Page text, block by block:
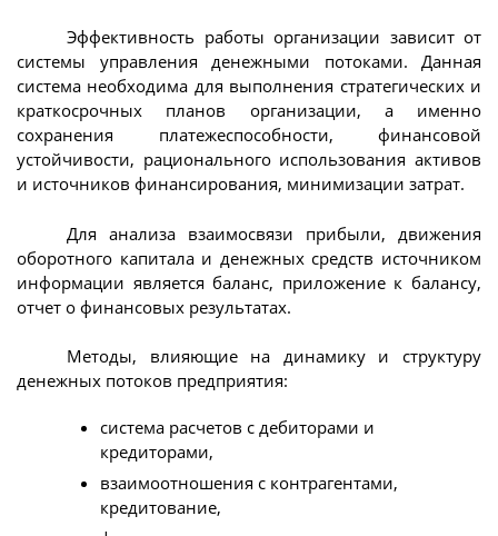
Эффективность работы организации зависит от
системы управления денежными потоками. Данная
система необходима для выполнения стратегических и
краткосрочных планов организации, а именно
сохранения платежеспособности, финансовой
устойчивости, рационального использования активов
и источников финансирования, минимизации затрат.
Для анализа взаимосвязи прибыли, движения
оборотного капитала и денежных средств источником
информации является баланс, приложение к балансу,
отчет о финансовых результатах.
Методы, влияющие на динамику и структуру
денежных потоков предприятия:
система расчетов с дебиторами и
кредиторами,
взаимоотношения с контрагентами,
кредитование,